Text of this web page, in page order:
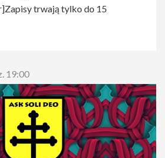
trwają tylko do 15
19:00